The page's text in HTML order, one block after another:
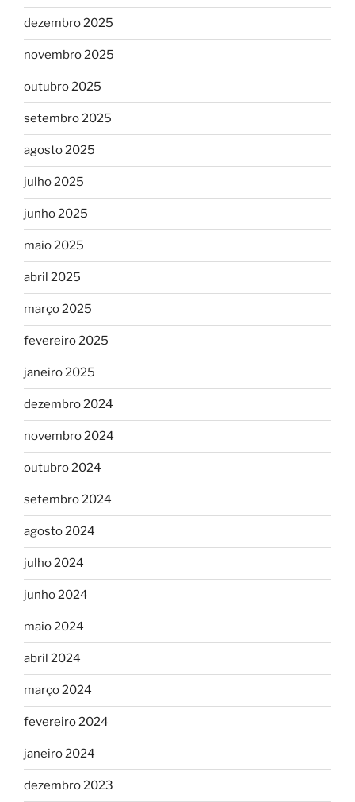
dezembro 2025
novembro 2025
outubro 2025
setembro 2025
agosto 2025
julho 2025
junho 2025
maio 2025
abril 2025
março 2025
fevereiro 2025
janeiro 2025
dezembro 2024
novembro 2024
outubro 2024
setembro 2024
agosto 2024
julho 2024
junho 2024
maio 2024
abril 2024
março 2024
fevereiro 2024
janeiro 2024
dezembro 2023